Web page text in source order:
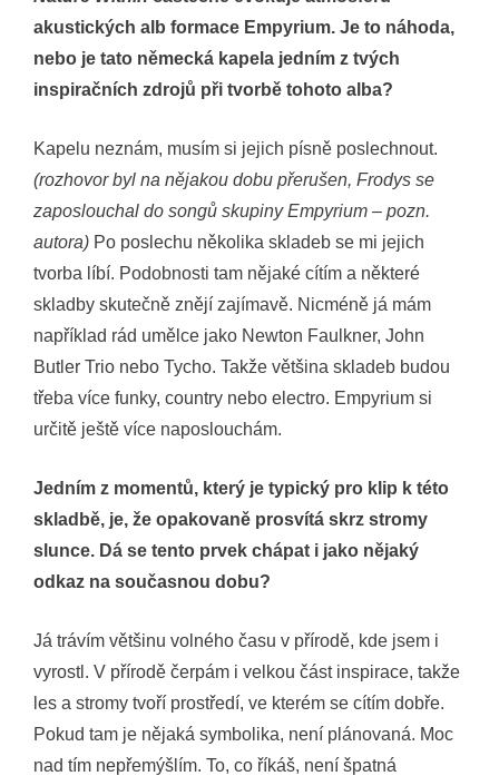
akustických alb formace Empyrium. Je to náhoda,
nebo je tato německá kapela jedním z tvých
inspiračních zdrojů při tvorbě tohoto alba?
Kapelu neznám, musím si jejich písně poslechnout.
(rozhovor byl na nějakou dobu přerušen, Frodys se
zaposlouchal do songů skupiny Empyrium – pozn.
autora) Po poslechu několika skladeb se mi jejich
tvorba líbí. Podobnosti tam nějaké cítím a některé
skladby skutečně znějí zajímavě. Nicméně já mám
například rád umělce jako Newton Faulkner, John
Butler Trio nebo Tycho. Takže většina skladeb budou
třeba více funky, country nebo electro. Empyrium si
určitě ještě více naposlouchám.
Jedním z momentů, který je typický pro klip k této
skladbě, je, že opakovaně prosvítá skrz stromy
slunce. Dá se tento prvek chápat i jako nějaký
odkaz na současnou dobu?
Já trávím většinu volného času v přírodě, kde jsem i
vyrostl. V přírodě čerpám i velkou část inspirace, takže
les a stromy tvoří prostředí, ve kterém se cítím dobře.
Pokud tam je nějaká symbolika, není plánovaná. Moc
nad tím nepřemýšlím. To, co říkáš, není špatná